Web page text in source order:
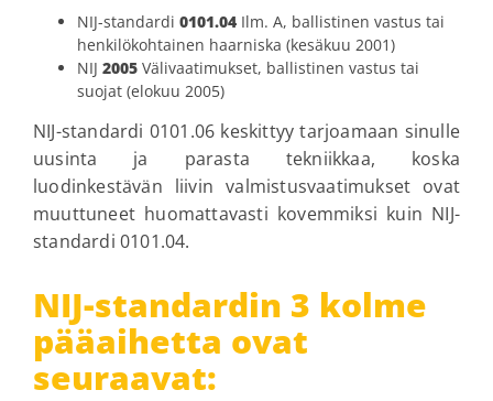
NIJ-standardi 0101.04 Ilm. A, ballistinen vastus tai
henkilökohtainen haarniska (kesäkuu 2001)
NIJ 2005 Välivaatimukset, ballistinen vastus tai
suojat (elokuu 2005)
NIJ-standardi 0101.06 keskittyy tarjoamaan sinulle
uusinta ja parasta tekniikkaa, koska
luodinkestävän liivin valmistusvaatimukset ovat
muuttuneet huomattavasti kovemmiksi kuin NIJ-
standardi 0101.04.
NIJ-standardin 3 kolme
pääaihetta ovat
seuraavat: